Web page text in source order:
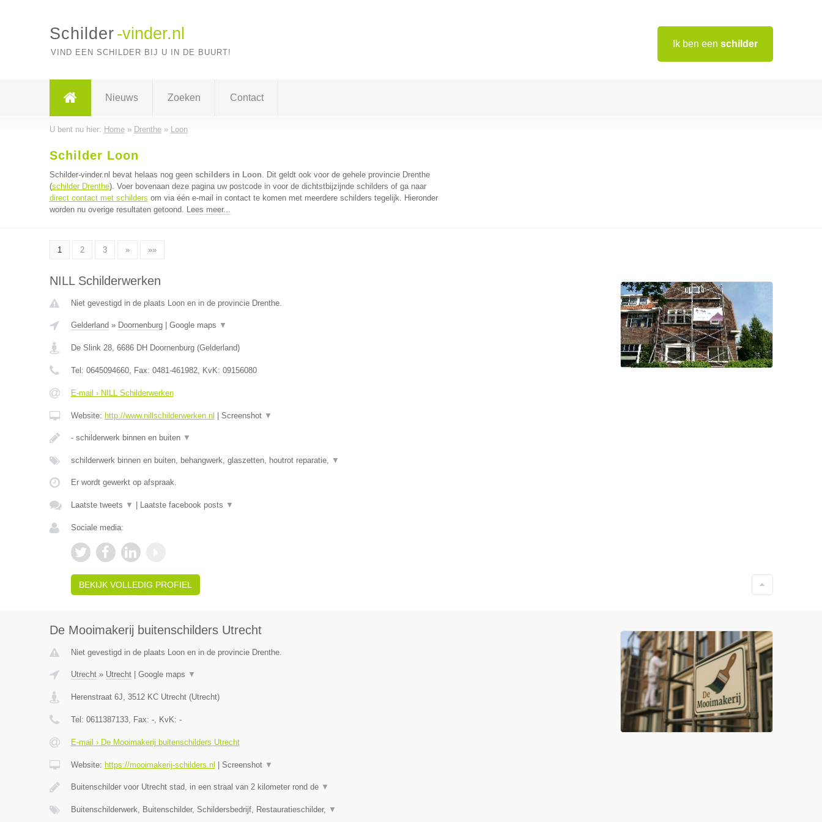
Ik ben een schilder
Schilder -vinder.nl
VIND EEN SCHILDER BIJ U IN DE BUURT!
Nieuws Zoeken Contact
U bent nu hier: Home» Drenthe» Loon
Schilder Loon
Schilder-vinder.nl bevat helaas nog geen schilders in Loon. Dit geldt ook voor de gehele provincie Drenthe
(schilder Drenthe). Voer bovenaan deze pagina uw postcode in voor de dichtstbijzijnde schilders of ga naar
direct contact met schilders om via één e-mail in contact te komen met meerdere schilders tegelijk. Hieronder
worden nu overige resultaten getoond. Lees meer...
1 2 3 » »»
NILL Schilderwerken
Niet gevestigd in de plaats Loon en in de provincie Drenthe.
Gelderland » Doornenburg| Google maps ▼
De Slink 28, 6686 DH Doornenburg(Gelderland)
Tel: 0645094660, Fax: 0481-461982, KvK: 09156080
E-mail › NILL Schilderwerken
Website: http://www.nillschilderwerken.nl Screenshot ▼
- schilderwerk binnen en buiten ▼
schilderwerk binnen en buiten, behangwerk, glaszetten, houtrot reparatie, ▼
Er wordt gewerkt op afspraak.
Laatste tweets ▼ Laatste facebook posts ▼
Sociale media:
BEKIJK VOLLEDIG PROFIEL
De Mooimakerij buitenschilders Utrecht
Niet gevestigd in de plaats Loon en in de provincie Drenthe.
Utrecht» Utrecht| Google maps ▼
Herenstraat 6J, 3512 KC Utrecht(Utrecht)
Tel: 0611387133, Fax: -, KvK: -
E-mail › De Mooimakerij buitenschilders Utrecht
Website: https://mooimakerij-schilders.nl Screenshot ▼
Buitenschilder voor Utrecht stad, in een straal van 2 kilometer rond de ▼
Buitenschilderwerk, Buitenschilder, Schildersbedrijf, Restauratieschilder, ▼